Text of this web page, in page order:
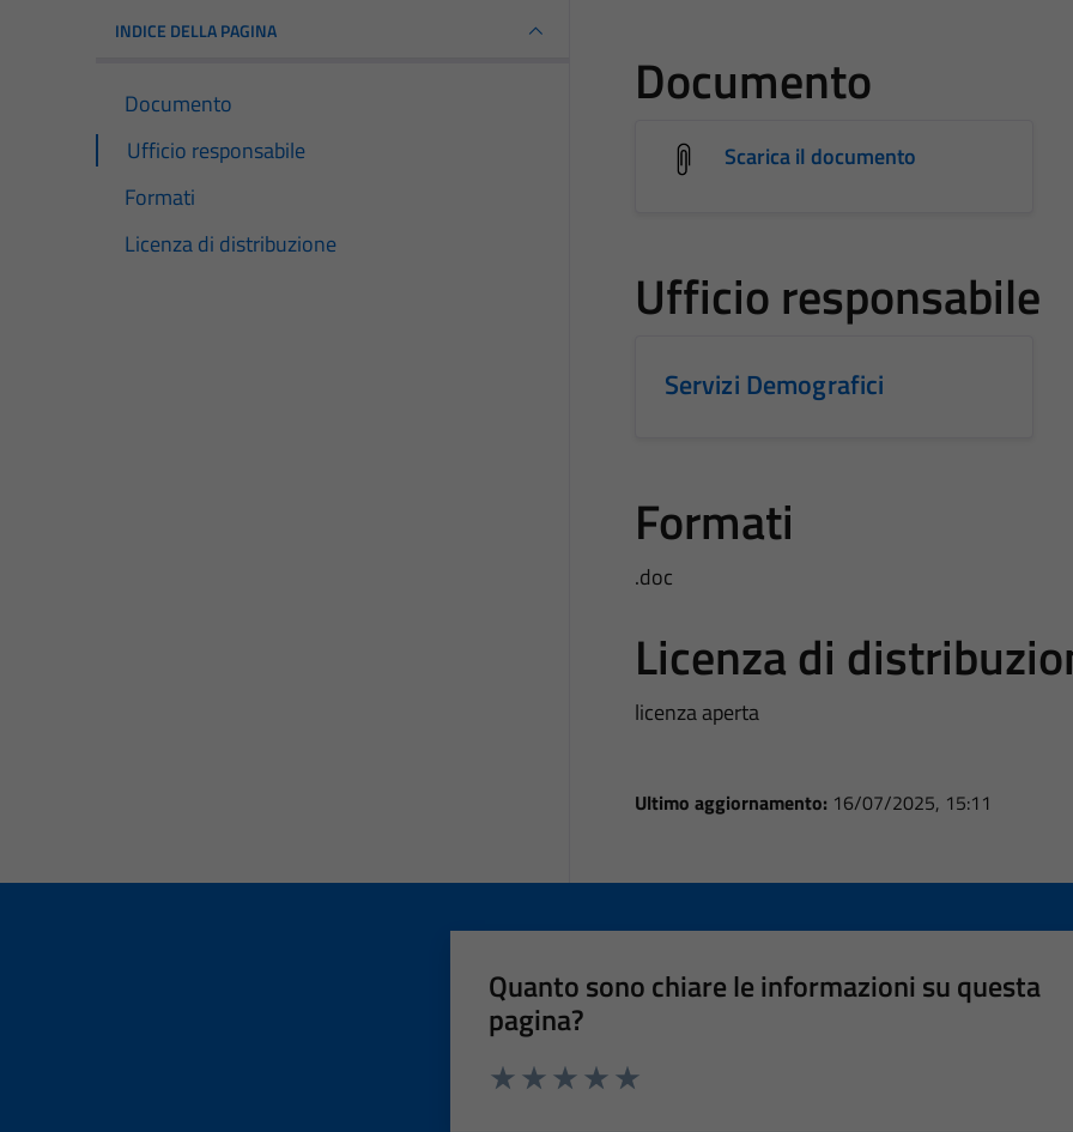
INDICE DELLA PAGINA
Documento
Ufficio responsabile
Formati
Licenza di distribuzione
Documento
Scarica il documento
Ufficio responsabile
Servizi Demografici
Formati
.doc
Licenza di
licenza aperta
Ultimo aggiornamento: 16/07/2025, 15:11
Quanto sono chiare le informazioni su questa
pagina?